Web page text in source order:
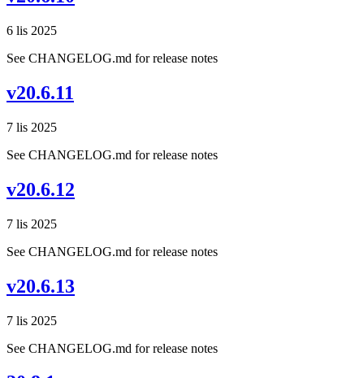
6 lis 2025
See CHANGELOG.md for release notes
v20.6.11
7 lis 2025
See CHANGELOG.md for release notes
v20.6.12
7 lis 2025
See CHANGELOG.md for release notes
v20.6.13
7 lis 2025
See CHANGELOG.md for release notes